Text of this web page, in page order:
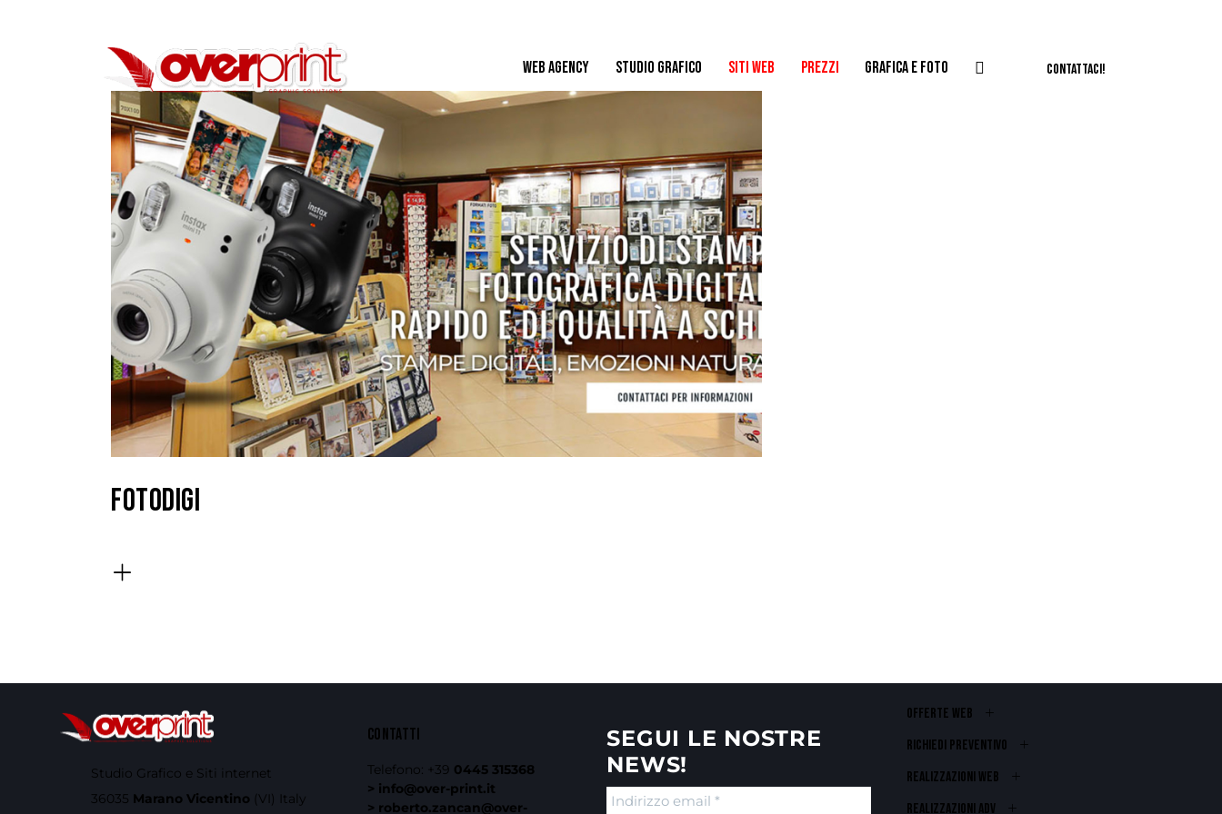
WEB AGENCY STUDIO GRAFICO SITI WEB PREZZI GRAFICA E FOTO CONTATTACI!
FOTODIGI
Studio Grafico e Siti internet
36035 Marano Vicentino (VI) Italy
CONTATTI
Telefono: +39 0445 315368
> info@over-print.it
> roberto.zancan@over-
SEGUI LE NOSTRE
NEWS!
OFFERTE WEB
RICHIEDI PREVENTIVO
REALIZZAZIONI WEB
Realizzazioni ADV